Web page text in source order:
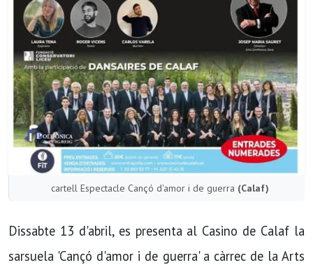
cartell Espectacle Cançó d'amor i de guerra (Calaf)
Dissabte 13 d'abril, es presenta al Casino de Calaf la
sarsuela 'Cançó d'amor i de guerra' a càrrec de la Arts